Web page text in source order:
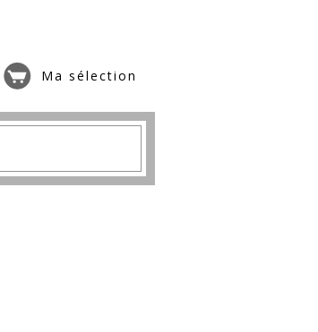
Ma sélection